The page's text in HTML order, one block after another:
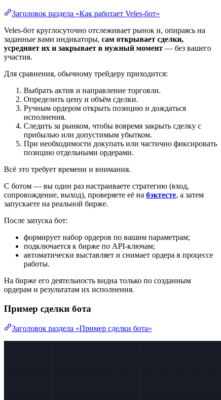
Заголовок раздела «Как работает Veles-бот»
Veles-бот круглосуточно отслеживает рынок и, опираясь на
заданные вами индикаторы, сам открывает сделки,
усредняет их и закрывает в нужный момент — без вашего
участия.
Для сравнения, обычному трейдеру приходится:
Выбрать актив и направление торговли.
Определить цену и объём сделки.
Ручным ордером открыть позицию и дождаться
исполнения.
Следить за рынком, чтобы вовремя закрыть сделку с
прибылью или допустимым убытком.
При необходимости докупать или частично фиксировать
позицию отдельными ордерами.
Всё это требует времени и внимания.
С ботом — вы один раз настраиваете стратегию (вход,
сопровождение, выход), проверяете её на бэктесте, а затем
запускаете на реальной бирже.
После запуска бот:
формирует набор ордеров по вашим параметрам;
подключается к бирже по API-ключам;
автоматически выставляет и снимает ордера в процессе
работы.
На бирже его деятельность видна только по созданным
ордерам и результатам их исполнения.
Пример сделки бота
Заголовок раздела «Пример сделки бота»